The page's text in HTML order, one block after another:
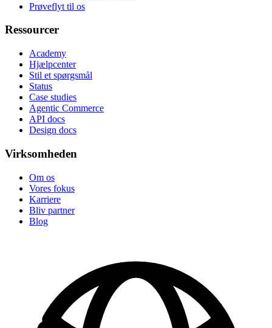
Prøveflyt til os
Ressourcer
Academy
Hjælpcenter
Stil et spørgsmål
Status
Case studies
Agentic Commerce
API docs
Design docs
Virksomheden
Om os
Vores fokus
Karriere
Bliv partner
Blog